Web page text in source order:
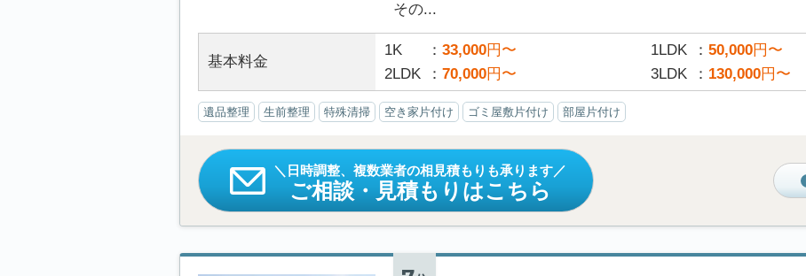
その...
基本料金
1K 33,000円〜 1LDK 50,000円〜
2LDK
70,000円〜 3LDK 130,000円〜
遺品整理 生前整理 特殊清掃 空き家片付け ゴミ屋敷片付け 部屋片付け
日時調整、複数業者の相見積もりも承ります
ご相談・見積もりはこちら